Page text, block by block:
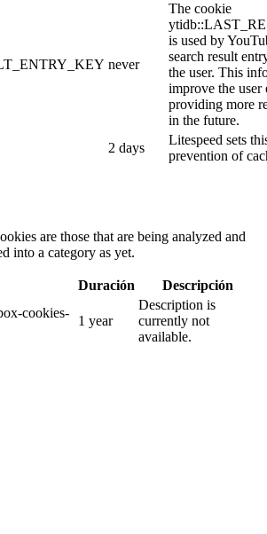
never
The cookie
is used by
search result
the user. This
improve the user
providing more
in the future.
2 days
Litespeed sets
prevention of
are those that are being analyzed and
into a category as yet.
Duración
Descripción
cookies-
1 year
Description is
currently not
available.